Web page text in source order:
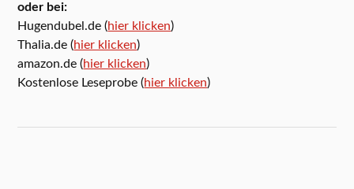
oder bei:
Hugendubel.de (hier klicken)
Thalia.de (hier klicken)
amazon.de (hier klicken)
Kostenlose Leseprobe (hier klicken)